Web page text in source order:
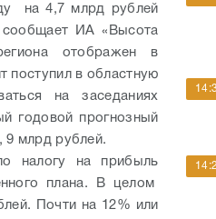
на 4,7 млрд рублей
ИА «Высота
отображен в
поступил в областную
на заседаниях
годовой прогнозный
9 млрд рублей.
налогу на прибыль
плана. В целом
Почти на 12% или